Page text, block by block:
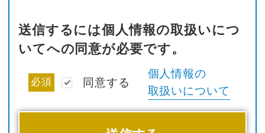
送信するには個人情報の取扱いにつ
いてへの同意が必要です。
必須 同意する
個人情報の
取扱いについて